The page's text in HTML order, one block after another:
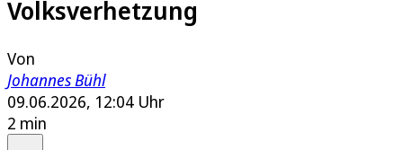
Volksverhetzung
Von
Johannes Bühl
09.06.2026, 12:04 Uhr
2 min